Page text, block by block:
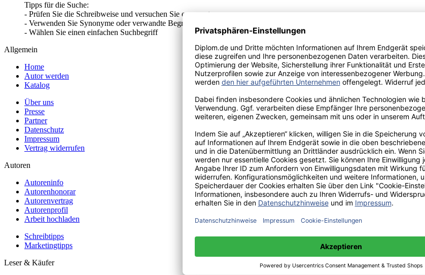
Tipps für die Suche:
- Prüfen Sie die Schreibweise und versuchen Sie es erneut
- Verwenden Sie Synonyme oder verwandte Begriffe
- Wählen Sie einen einfachen Suchbegriff
Allgemein
Home
Autor werden
Katalog
Über uns
Presse
Partner
Datenschutz
Impressum
Vertrag widerrufen
Autoren
Autoreninfo
Autorenhonorar
Autorenvertrag
Autorenprofil
Arbeit hochladen
Schreibtipps
Marketingtipps
Leser & Käufer